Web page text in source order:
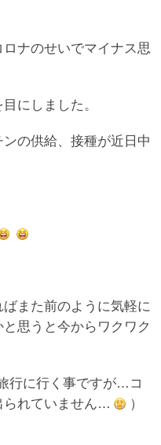
ナのせいでマイナス思
にしました。
の供給、接種が近日中
また前のように気軽に
思うと今からワクワク
行に行く事ですが…コ
られていません…
）